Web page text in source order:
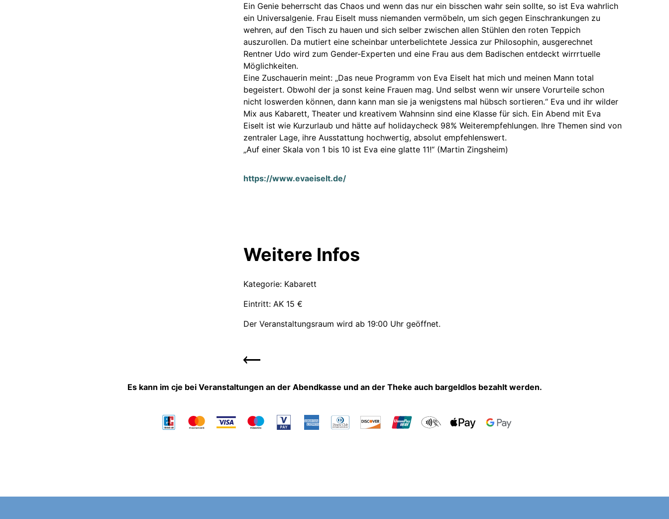
Ein Genie beherrscht das Chaos und wenn das nur ein bisschen wahr sein sollte, so ist Eva wahrlich
ein Universalgenie. Frau Eiselt muss niemanden vermöbeln, um sich gegen Einschrankungen zu
wehren, auf den Tisch zu hauen und sich selber zwischen allen Stühlen den roten Teppich
auszurollen. Da mutiert eine scheinbar unterbelichtete Jessica zur Philosophin, ausgerechnet
Rentner Udo wird zum Gender-Experten und eine Frau aus dem Badischen entdeckt wirrrtuelle
Möglichkeiten.
Eine Zuschauerin meint: „Das neue Programm von Eva Eiselt hat mich und meinen Mann total
begeistert. Obwohl der ja sonst keine Frauen mag. Und selbst wenn wir unsere Vorurteile schon
nicht loswerden können, dann kann man sie ja wenigstens mal hübsch sortieren.“ Eva und ihr wilder
Mix aus Kabarett, Theater und kreativem Wahnsinn sind eine Klasse für sich. Ein Abend mit Eva
Eiselt ist wie Kurzurlaub und hätte auf holidaycheck 98% Weiterempfehlungen. Ihre Themen sind von
zentraler Lage, ihre Ausstattung hochwertig, absolut empfehlenswert.
„Auf einer Skala von 1 bis 10 ist Eva eine glatte 11!“ (Martin Zingsheim)
https://www.evaeiselt.de/
Weitere Infos
Kategorie: Kabarett
Eintritt: AK 15 €
Der Veranstaltungsraum wird ab 19:00 Uhr geöffnet.
Es kann im cje bei Veranstaltungen an der Abendkasse und an der Theke auch bargeldlos bezahlt werden.